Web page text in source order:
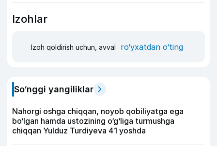
Izohlar
Izoh qoldirish uchun, avval ro‘yxatdan o‘ting
So‘nggi yangiliklar
Nahorgi oshga chiqqan, noyob qobiliyatga ega
bo‘lgan hamda ustozining o‘g‘liga turmushga
chiqqan Yulduz Turdiyeva 41 yoshda